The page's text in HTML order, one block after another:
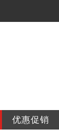
优惠促销